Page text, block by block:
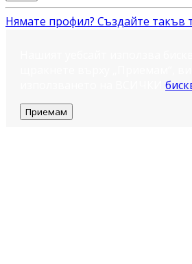
Нямате профил? Създайте такъв
Приемам